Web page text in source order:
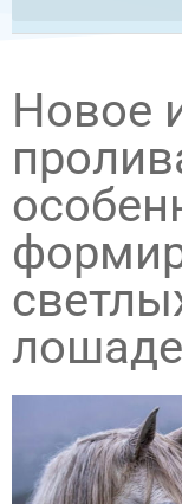
Новое